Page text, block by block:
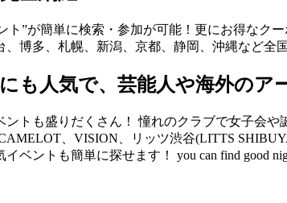
ト”が簡単に検索・参加が可能！更にお得なク
博多、札幌、新潟、京都、静岡、沖縄など全
も人気で、芸能人や海外の
トも盛りだくさん！ 憧れのクラブで女子会
、VISION、リッツ渋谷(LITTS
ベントも簡単に探せます！ you can find good